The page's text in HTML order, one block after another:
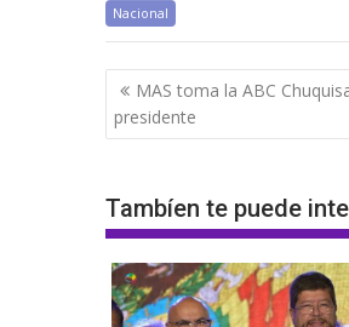
Nacional
Navegación
de
entradas
MAS toma la ABC
presidente
Tambíen te puede